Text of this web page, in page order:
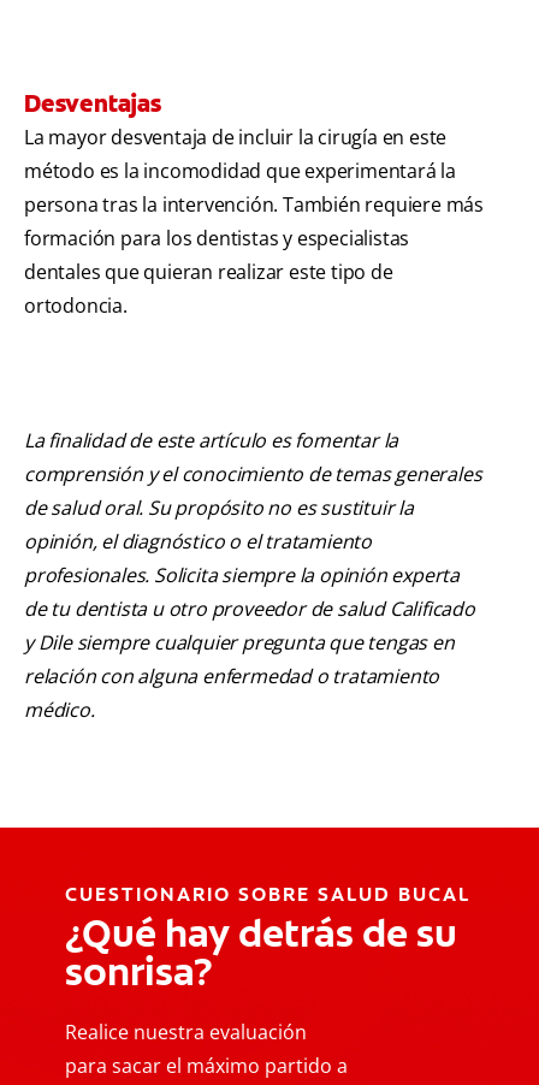
Desventajas
La mayor desventaja de incluir la cirugía en este
método es la incomodidad que experimentará la
persona tras la intervención. También requiere más
formación para los dentistas y especialistas
dentales que quieran realizar este tipo de
ortodoncia.
La finalidad de este artículo es fomentar la
comprensión y el conocimiento de temas generales
de salud oral. Su propósito no es sustituir la
opinión, el diagnóstico o el tratamiento
profesionales. Solicita siempre la opinión experta
de tu dentista u otro proveedor de salud Calificado
y Dile siempre cualquier pregunta que tengas en
relación con alguna enfermedad o tratamiento
médico.
CUESTIONARIO SOBRE SALUD BUCAL
¿Qué hay detrás de su
sonrisa?
Realice nuestra evaluación
para sacar el máximo partido a